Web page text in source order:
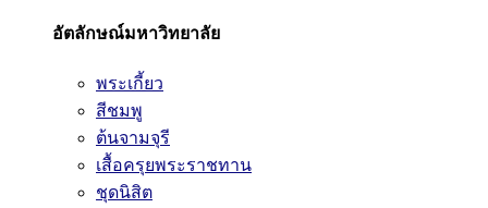
อัตลักษณ์มหาวิทยาลัย
พระเกี้ยว
สีชมพู
ต้นจามจุรี
เสื้อครุยพระราชทาน
ชุดนิสิต